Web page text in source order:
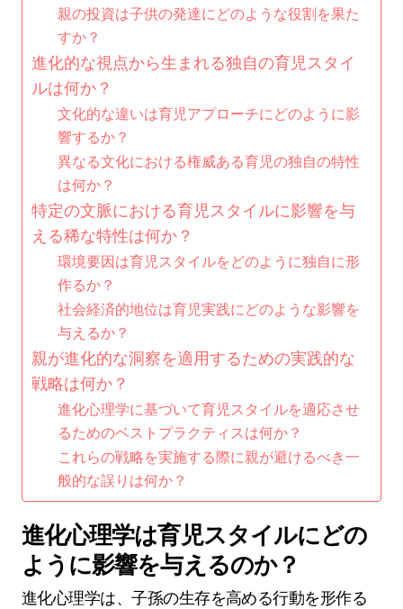
親の投資は子供の発達にどのような役割を果た
すか？
進化的な視点から生まれる独自の育児スタイ
ルは何か？
文化的な違いは育児アプローチにどのように影
響するか？
異なる文化における権威ある育児の独自の特性
は何か？
特定の文脈における育児スタイルに影響を与
える稀な特性は何か？
環境要因は育児スタイルをどのように独自に形
作るか？
社会経済的地位は育児実践にどのような影響を
与えるか？
親が進化的な洞察を適用するための実践的な
戦略は何か？
進化心理学に基づいて育児スタイルを適応させ
るためのベストプラクティスは何か？
これらの戦略を実施する際に親が避けるべき一
般的な誤りは何か？
進化心理学は育児スタイルにどの
ように影響を与えるのか？
進化心理学は、子孫の生存を高める行動を形作る